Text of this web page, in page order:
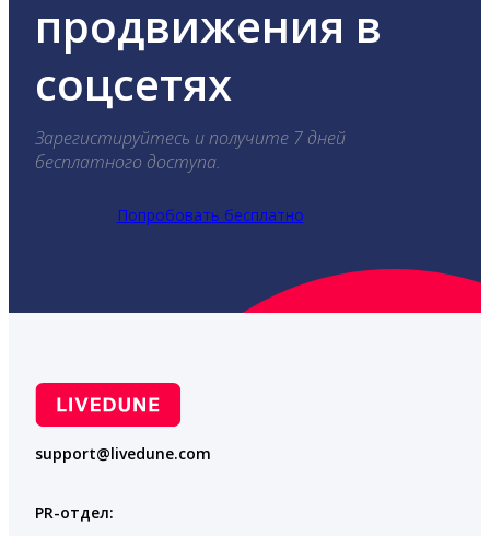
продвижения в
соцсетях
Зарегистируйтесь и получите 7 дней
бесплатного доступа.
Попробовать бесплатно
support@livedune.com
PR-отдел: